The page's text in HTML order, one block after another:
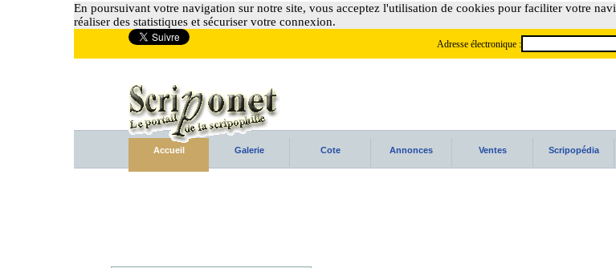
En poursuivant votre navigation sur notre site, vous acceptez l'utilisation de cookies pour faciliter votre
réaliser des statistiques et sécuriser votre connexion.
Adresse électronique :
Accueil Galerie Cote Annonces Ventes Scripopédia